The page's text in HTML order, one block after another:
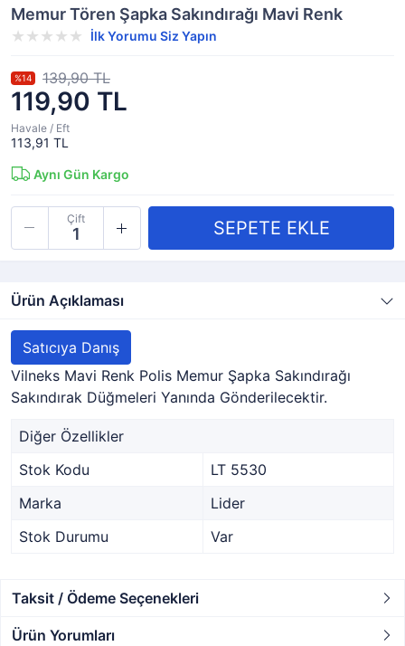
Memur Tören Şapka Sakındırağı Mavi Renk
İlk Yorumu Siz Yapın
119,90 TL
%14 139,90 TL
Havale / Eft
113,91 TL
Aynı Gün Kargo
Çift
Ürün Açıklaması
Satıcıya Danış
Vilneks Mavi Renk Polis Memur Şapka Sakındırağı
Sakındırak Düğmeleri Yanında Gönderilecektir.
Diğer Özellikler
Stok Kodu
LT 5530
Marka
Lider
Stok Durumu
Var
Taksit / Ödeme Seçenekleri
Ürün Yorumları